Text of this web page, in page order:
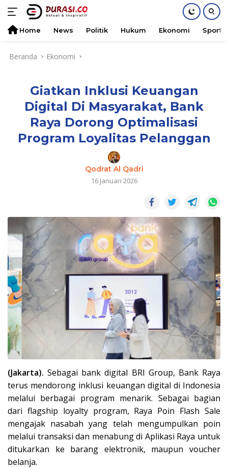
Home News Politik Hukum Ekonomi Sports
Beranda Ekonomi
Giatkan Inklusi Keuangan
Digital Di Masyarakat, Bank
Raya Dorong Optimalisasi
Program Loyalitas Pelanggan
Qodrat Al Qadri
16 Januari 2026
(Jakarta). Sebagai bank digital BRI Group, Bank Raya
terus mendorong inklusi keuangan digital di Indonesia
melalui berbagai program menarik. Sebagai bagian
dari flagship loyalty program, Raya Poin Flash Sale
mengajak nasabah yang telah mengumpulkan poin
melalui transaksi dan menabung di Aplikasi Raya untuk
ditukarkan ke barang elektronik, maupun voucher
belanja.